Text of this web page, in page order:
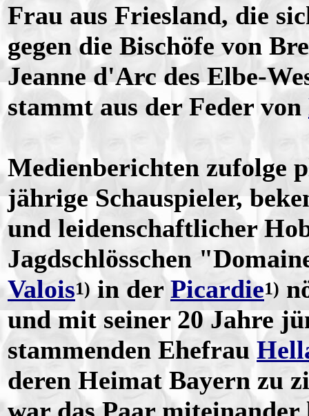
Frau aus Friesland, die
gegen die Bischöfe von
Jeanne d'Arc des Elbe-
stammt aus der Feder von
Medienberichten zufolge
jährige Schauspieler,
und leidenschaftlicher
Jagdschlösschen
Valois1) in derPicardie1)
und mit seiner 20 Jahre
stammenden Ehefrau
deren Heimat Bayern zu